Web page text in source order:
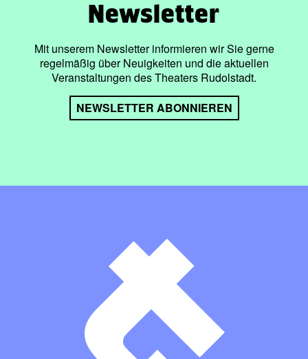
Newsletter
Mit unserem Newsletter informieren wir Sie gerne
regelmäßig über Neuigkeiten und die aktuellen
Veranstaltungen des Theaters Rudolstadt.
NEWSLETTER ABONNIEREN